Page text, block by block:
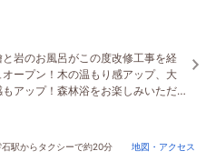
岩のお風呂がこの度改修工事を経
ープン！木の温もり感アップ、大
もアップ！森林浴をお楽しみいただ
階にある展望風呂からの眺望は格
駅からタクシーで約20分 地図・アクセス